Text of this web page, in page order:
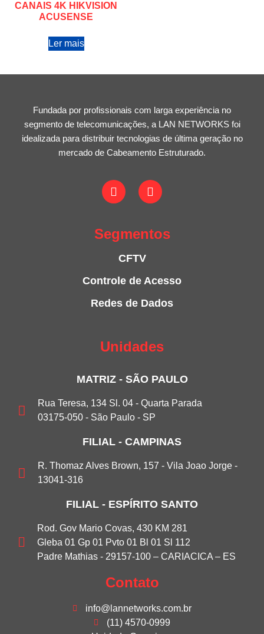
CANAIS 4K HIKVISION
ACUSENSE
Ler mais
Fundada por profissionais com larga experiência no
segmento de telecomunicações, a LAN NETWORKS foi
idealizada para distribuir tecnologias de última geração no
mercado de Cabeamento Estruturado.
Segmentos
CFTV
Controle de Acesso
Redes de Dados
Unidades
MATRIZ - SÃO PAULO
Rua Teresa, 134 Sl. 04 - Quarta Parada
03175-050 - São Paulo - SP
FILIAL - CAMPINAS
R. Thomaz Alves Brown, 157 - Vila Joao Jorge -
13041-316
FILIAL - ESPÍRITO SANTO
Rod. Gov Mario Covas, 430 KM 281
Gleba 01 Gp 01 Pvto 01 Bl 01 Sl 112
Padre Mathias - 29157-100 – CARIACICA – ES
Contato
info@lannetworks.com.br
(11) 4570-0999